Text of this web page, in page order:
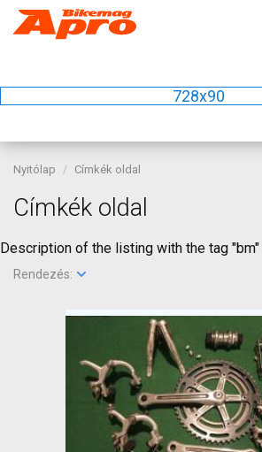
728x90
Nyitólap Címkék oldal
Címkék oldal
Description of the listing with the tag "bm"
Rendezés: